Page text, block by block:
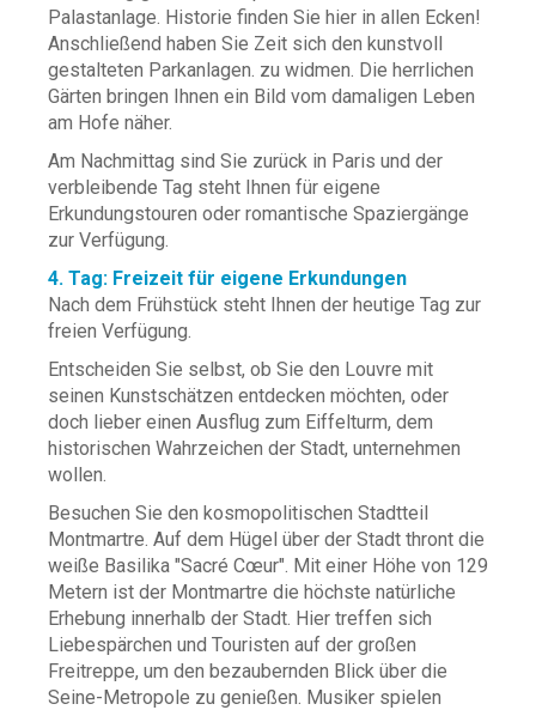
Palastanlage. Historie finden Sie hier in allen Ecken!
Anschließend haben Sie Zeit sich den kunstvoll
gestalteten Parkanlagen. zu widmen. Die herrlichen
Gärten bringen Ihnen ein Bild vom damaligen Leben
am Hofe näher.
Am Nachmittag sind Sie zurück in Paris und der
verbleibende Tag steht Ihnen für eigene
Erkundungstouren oder romantische Spaziergänge
zur Verfügung.
4. Tag: Freizeit für eigene Erkundungen
Nach dem Frühstück steht Ihnen der heutige Tag zur
freien Verfügung.
Entscheiden Sie selbst, ob Sie den Louvre mit
seinen Kunstschätzen entdecken möchten, oder
doch lieber einen Ausflug zum Eiffelturm, dem
historischen Wahrzeichen der Stadt, unternehmen
wollen.
Besuchen Sie den kosmopolitischen Stadtteil
Montmartre. Auf dem Hügel über der Stadt thront die
weiße Basilika "Sacré Cœur". Mit einer Höhe von 129
Metern ist der Montmartre die höchste natürliche
Erhebung innerhalb der Stadt. Hier treffen sich
Liebespärchen und Touristen auf der großen
Freitreppe, um den bezaubernden Blick über die
Seine-Metropole zu genießen. Musiker spielen